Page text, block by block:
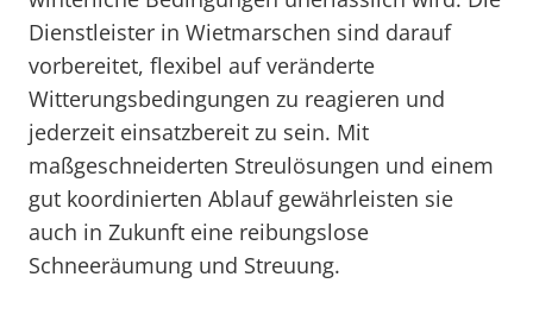
Dienstleister in Wietmarschen sind darauf
vorbereitet, flexibel auf veränderte
Witterungsbedingungen zu reagieren und
jederzeit einsatzbereit zu sein. Mit
maßgeschneiderten Streulösungen und einem
gut koordinierten Ablauf gewährleisten sie
auch in Zukunft eine reibungslose
Schneeräumung und Streuung.